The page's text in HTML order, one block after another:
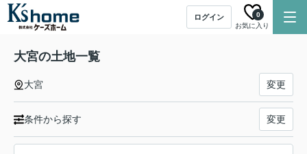
ログイン
お気に入り
0
大宮の土地一覧
大宮 変更
条件から探す 変更